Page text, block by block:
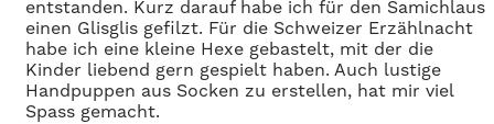
entstanden. Kurz darauf habe ich für den Samichlaus
einen Glisglis gefilzt. Für die Schweizer Erzählnacht
habe ich eine kleine Hexe gebastelt, mit der die
Kinder liebend gern gespielt haben. Auch lustige
Handpuppen aus Socken zu erstellen, hat mir viel
Spass gemacht.